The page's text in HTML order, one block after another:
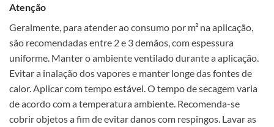
Atenção
Geralmente, para atender ao consumo por m² na aplicação,
são recomendadas entre 2 e 3 demãos, com espessura
uniforme. Manter o ambiente ventilado durante a aplicação.
Evitar a inalação dos vapores e manter longe das fontes de
calor. Aplicar com tempo estável. O tempo de secagem varia
de acordo com a temperatura ambiente. Recomenda-se
cobrir objetos a fim de evitar danos com respingos. Lavar as